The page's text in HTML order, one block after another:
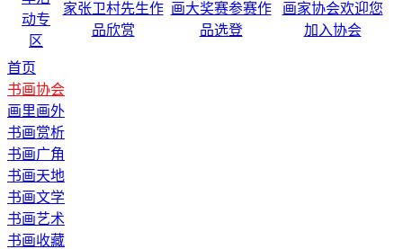
首页
书画协会
画里画外
书画赏析
书画广角
书画天地
书画文学
书画艺术
书画收藏